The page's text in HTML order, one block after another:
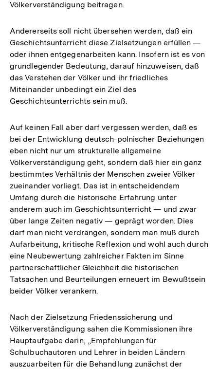
Völkerverständigung beitragen.
Andererseits soll nicht übersehen werden, daß ein
Geschichtsunterricht diese Zielsetzungen erfüllen —
oder ihnen entgegenarbeiten kann. Insofern ist es von
grundlegender Bedeutung, darauf hinzuweisen, daß
das Verstehen der Völker und ihr friedliches
Miteinander unbedingt ein Ziel des
Geschichtsunterrichts sein muß.
Auf keinen Fall aber darf vergessen werden, daß es
bei der Entwicklung deutsch-polnischer Beziehungen
eben nicht nur um strukturelle allgemeine
Völkerverständigung geht, sondern daß hier ein ganz
bestimmtes Verhältnis der Menschen zweier Völker
zueinander vorliegt. Das ist in entscheidendem
Umfang durch die historische Erfahrung unter
anderem auch im Geschichtsunterricht — und zwar
über lange Zeiten negativ — geprägt worden. Dies
darf man nicht verdrängen, sondern man muß durch
Aufarbeitung, kritische Reflexion und wohl auch durch
eine Neubewertung zahlreicher Fakten im Sinne
partnerschaftlicher Gleichheit die historischen
Tatsachen und Beurteilungen erneuert im Bewußtsein
beider Völker verankern.
Nach der Zielsetzung Friedenssicherung und
Völkerverständigung sahen die Kommissionen ihre
Hauptaufgabe darin, „Empfehlungen für
Schulbuchautoren und Lehrer in beiden Ländern
auszuarbeiten für die Behandlung zunächst der